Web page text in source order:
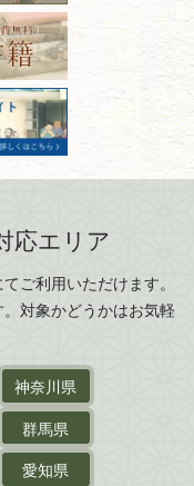
物
ント
548
員会 第
書店
応エリア
ご利用いただけます。
対象かどうかはお気軽
神奈川県
群馬県
愛知県